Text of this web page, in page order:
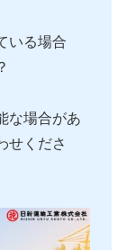
いる場合
な場合があ
せくださ